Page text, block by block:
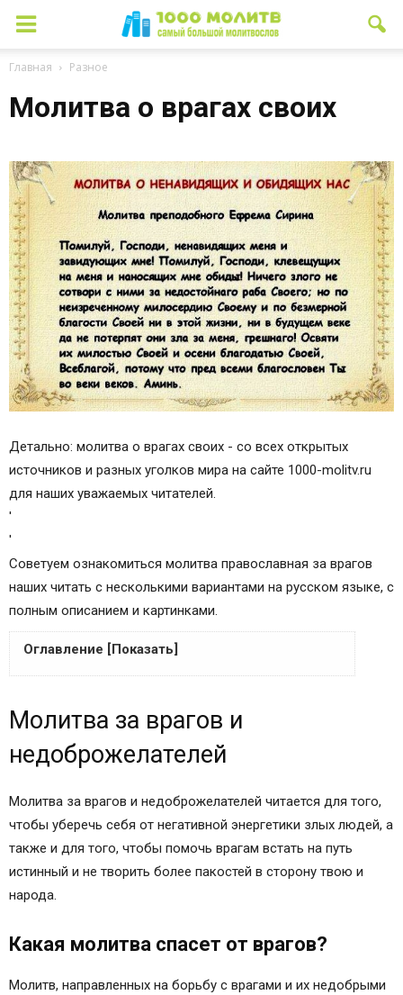
Главная Разное
Молитва о врагах своих
Детально: молитва о врагах своих - со всех открытых
источников и разных уголков мира на сайте 1000-molitv.ru
для наших уважаемых читателей.
'
'
Советуем ознакомиться молитва православная за врагов
наших читать с несколькими вариантами на русском языке, с
полным описанием и картинками.
Оглавление [Показать]
Какая молитва спасет от врагов?
Что еще может уберечь от злых людей?
Молитвы от врагов и за врагов.
Молитва о врагах
Похожие темы
Предыдущая запись
Следующая запись
Поделитесь страницей в социальных сетях
Молитва за врагов Иисусу Христу
Молитва святителю Николаю Сербскому о
Молитва за врагов и
недоброжелателей
Молитва за врагов и недоброжелателей читается для того,
чтобы уберечь себя от негативной энергетики злых людей, а
также и для того, чтобы помочь врагам встать на путь
истинный и не творить более пакостей в сторону твою и
народа.
Какая молитва спасет от врагов?
Молитв, направленных на борьбу с врагами и их недобрыми